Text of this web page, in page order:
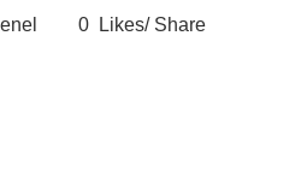
0 Likes Share